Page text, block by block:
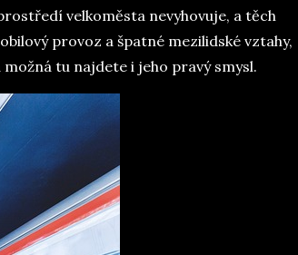
velkoměsta nevyhovuje, a těch
provoz a špatné mezilidské vztahy,
tu najdete i jeho pravý smysl.